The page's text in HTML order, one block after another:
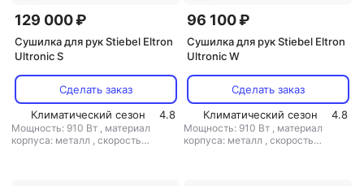
129 000 ₽
Сушилка для рук Stiebel Eltron
Ultronic S
Сделать заказ
Климатический сезон
4.8
Мощность: 910 Вт , материал
корпуса: металл , скорость
96 100 ₽
Сушилка для рук Stiebel Eltron
Ultronic W
Сделать заказ
Климатический сезон
4.8
Мощность: 910 Вт , материал
корпуса: металл , скорость